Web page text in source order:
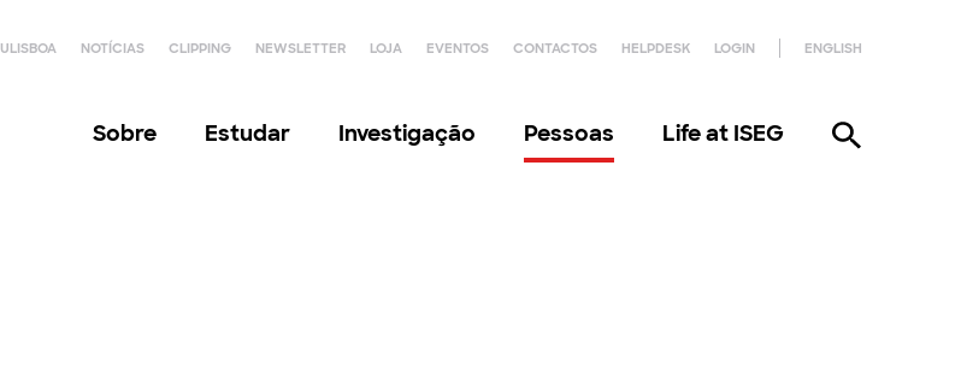
ULISBOA NOTÍCIAS CLIPPING NEWSLETTER LOJA EVENTOS CONTACTOS HELPDESK LOGIN ENGLISH
Sobre Estudar Investigação Pessoas Life at ISEG